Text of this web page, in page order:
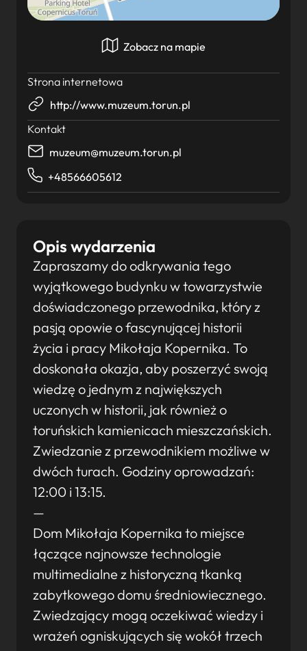
Opis wydarzenia
Zapraszamy do odkrywania tego
wyjątkowego budynku w towarzystwie
doświadczonego przewodnika, który z
pasją opowie o fascynującej historii
życia i pracy Mikołaja Kopernika. To
doskonała okazja, aby poszerzyć swoją
wiedzę o jednym z największych
uczonych w historii, jak również o
toruńskich kamienicach mieszczańskich.
Zwiedzanie z przewodnikiem możliwe w
dwóch turach. Godziny oprowadzań:
12:00 i 13:15.
—
Dom Mikołaja Kopernika to miejsce
łączące najnowsze technologie
multimedialne z historyczną tkanką
zabytkowego domu średniowiecznego.
Zwiedzający mogą oczekiwać wiedzy i
wrażeń ogniskujących się wokół trzech
Zobacz na mapie
Strona internetowa
http://www.muzeum.torun.pl
Kontakt
muzeum@muzeum.torun.pl
+48566605612